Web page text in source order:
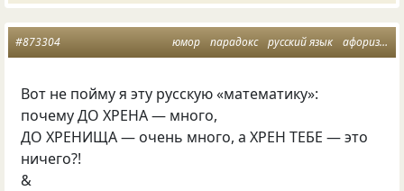
юмор парадокс русский язык афоризмусы
#873304
Вот не пойму я эту русскую«математику»:
почему ДО ХРЕНА — много,
ДО ХРЕНИЩА — очень много, а ХРЕН ТЕБЕ — это
ничего?!
&